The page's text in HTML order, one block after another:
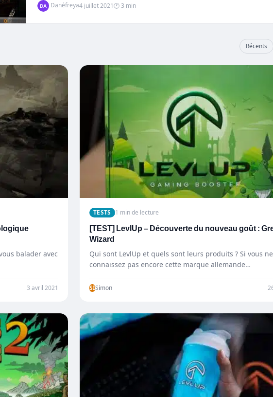
Danéfreya4 juillet 2021🕐 3 min
Récents
balader avec
3 avril 2021
TESTS 1 min de lecture
[TEST] LevlUp – Découverte du nouveau goût :
Wizard
Qui sont LevlUp et quels sont leurs produits ? Si vous ne
connaissez pas encore cette marque allemande…
SISimon